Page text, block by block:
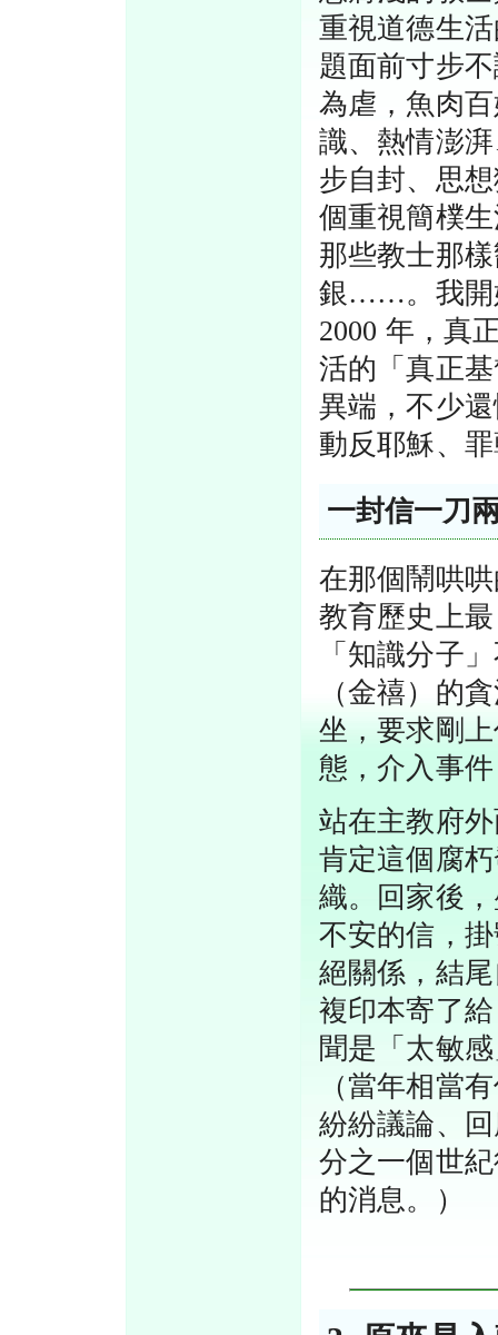
重視道德生
題面前寸步
為虐，魚肉
識、熱情澎
步自封、思
個重視簡樸
那些教士那
銀……。我開
2000 年，真
活的「真正
異端，不少
動反耶穌、
一封信一刀
在那個鬧哄
教育歷史上
「知識分子
（金禧）的
坐，要求剛
態，介入事
站在主教府
肯定這個腐
織。回家後
不安的信，
絕關係，結
複印本寄了
聞是「太敏
（當年相當
紛紛議論、
分之一個世
的消息。）